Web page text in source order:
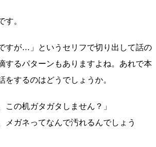
す。
すが…」というセリフで切り出して話の
するパターンもありますよね。あれで本
をするのはどうでしょうか。
この机ガタガタしません？」
メガネってなんで汚れるんでしょう